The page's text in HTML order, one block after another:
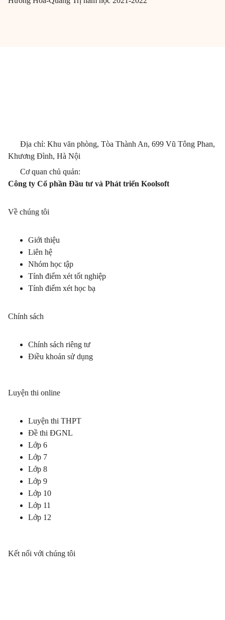
Địa chỉ: Khu văn phòng, Tòa Thành An, 699 Vũ Tông Phan,
Khương Đình, Hà Nội
Cơ quan chủ quản:
Công ty Cổ phần Đầu tư và Phát triển Koolsoft
Về chúng tôi
Giới thiệu
Liên hệ
Nhóm học tập
Tính điểm xét tốt nghiệp
Tính điểm xét học bạ
Chính sách
Chính sách riêng tư
Điều khoản sử dụng
Luyện thi online
Luyện thi THPT
Đề thi ĐGNL
Lớp 6
Lớp 7
Lớp 8
Lớp 9
Lớp 10
Lớp 11
Lớp 12
Kết nối với chúng tôi